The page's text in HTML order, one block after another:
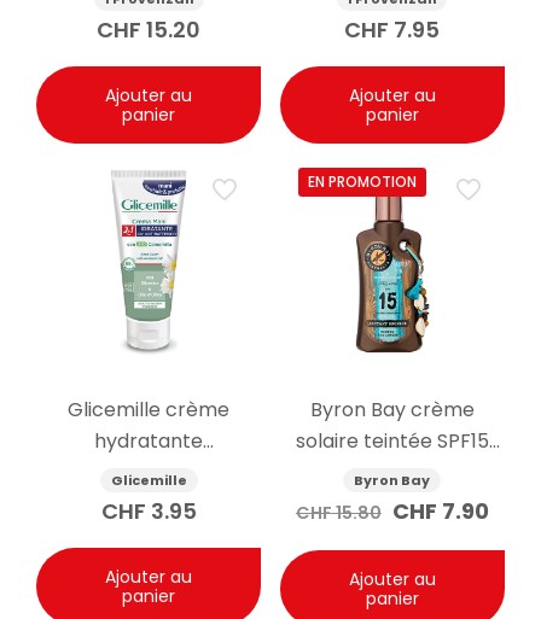
30ml
CHF 15.20
Ajouter au
panier
CHF 7.95
Ajouter au
panier
Glicemille crème
hydratante
antibactérienne pour
les mains 100ml
Glicemille
CHF 3.95
Ajouter au
panier
EN PROMOTION
Byron Bay crème
solaire teintée SPF15
200ml
Byron Bay
CHF15.80 Le
initial
était :
CHF 15.80.
CHF 7.90Le
Ajouter au
panier